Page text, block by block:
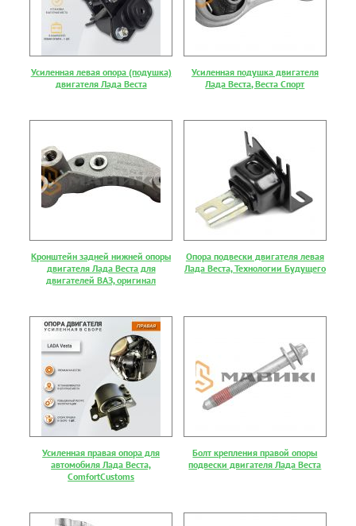
Усиленная левая опора (подушка)
двигателя Лада Веста
Усиленная подушка двигателя
Лада Веста, Веста Спорт
Кронштейн задней нижней опоры
двигателя Лада Веста для
двигателей ВАЗ, оригинал
Опора подвески двигателя левая
Лада Веста, Технологии Будущего
Усиленная правая опора для
автомобиля Лада Веста,
ComfortCustoms
Болт крепления правой опоры
подвески двигателя Лада Веста